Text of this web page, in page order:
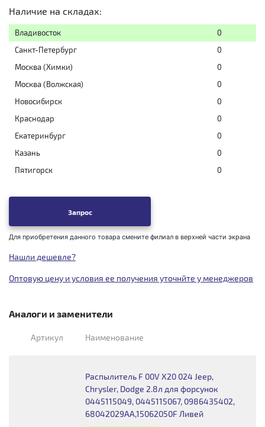
Наличие на складах:
Владивосток
0
Санкт-Петербург
0
Москва (Химки)
0
Москва (Волжская)
0
Новосибирск
0
Краснодар
0
Екатеринбург
0
Казань
0
Пятигорск
0
Запрос
Для приобретения данного товара смените филиал в верхней части экрана
Нашли дешевле?
Оптовую цену и условия ее получения уточнйте у менеджеров
Аналоги и заменители
Артикул Наименование
Распылитель F 00V X20 024 Jeep,
Chrysler, Dodge 2.8л для форсунок
0445115049, 0445115067, 0986435402,
68042029AA,15062050F Ливей